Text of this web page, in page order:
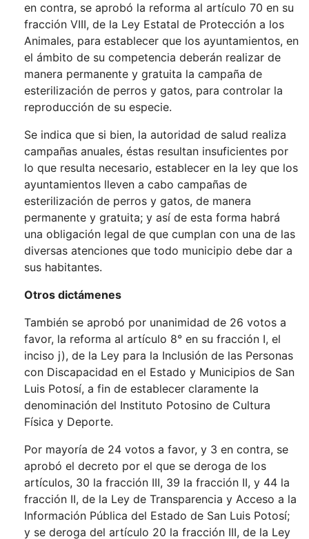
en contra, se aprobó la reforma al artículo 70 en su
fracción VIII, de la Ley Estatal de Protección a los
Animales, para establecer que los ayuntamientos, en
el ámbito de su competencia deberán realizar de
manera permanente y gratuita la campaña de
esterilización de perros y gatos, para controlar la
reproducción de su especie.
Se indica que si bien, la autoridad de salud realiza
campañas anuales, éstas resultan insuficientes por
lo que resulta necesario, establecer en la ley que los
ayuntamientos lleven a cabo campañas de
esterilización de perros y gatos, de manera
permanente y gratuita; y así de esta forma habrá
una obligación legal de que cumplan con una de las
diversas atenciones que todo municipio debe dar a
sus habitantes.
Otros dictámenes
También se aprobó por unanimidad de 26 votos a
favor, la reforma al artículo 8° en su fracción I, el
inciso j), de la Ley para la Inclusión de las Personas
con Discapacidad en el Estado y Municipios de San
Luis Potosí, a fin de establecer claramente la
denominación del Instituto Potosino de Cultura
Física y Deporte.
Por mayoría de 24 votos a favor, y 3 en contra, se
aprobó el decreto por el que se deroga de los
artículos, 30 la fracción III, 39 la fracción II, y 44 la
fracción II, de la Ley de Transparencia y Acceso a la
Información Pública del Estado de San Luis Potosí;
y se deroga del artículo 20 la fracción III, de la Ley